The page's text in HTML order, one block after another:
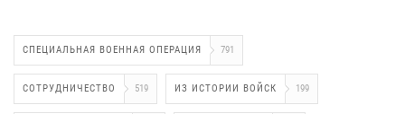
СПЕЦИАЛЬНАЯ ВОЕННАЯ ОПЕРАЦИЯ 791
СОТРУДНИЧЕСТВО 519 ИЗ ИСТОРИИ ВОЙСК 199